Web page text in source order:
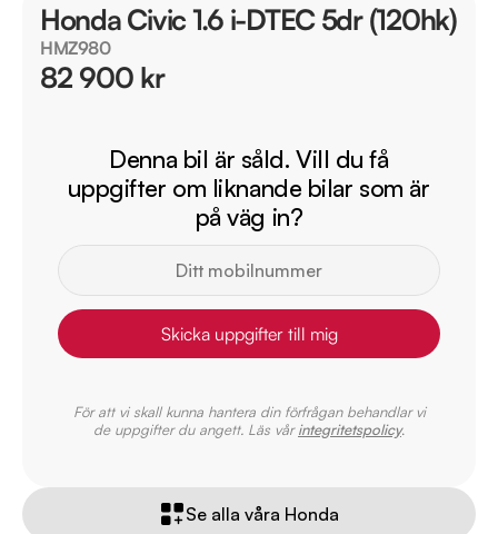
Honda Civic 1.6 i-DTEC 5dr (120hk)
HMZ980
82 900 kr
Denna bil är såld. Vill du få
uppgifter om liknande bilar som är
på väg in?
Skicka uppgifter till mig
För att vi skall kunna hantera din förfrågan behandlar vi
de uppgifter du angett. Läs vårintegritetspolicy.
Se alla våra Honda